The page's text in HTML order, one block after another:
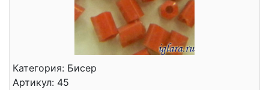
Категория: Бисер
Артикул: 45